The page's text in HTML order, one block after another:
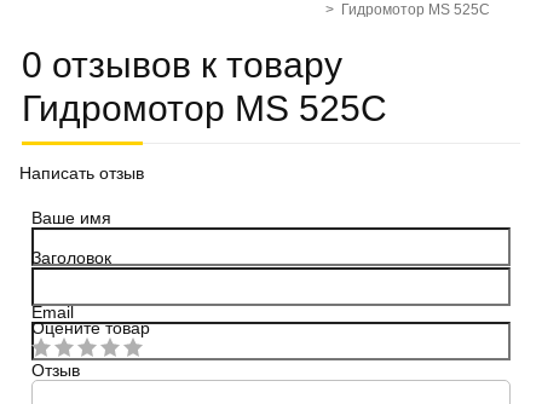
> Гидромотор MS 525C
0 отзывов к товару
Гидромотор MS 525C
Написать отзыв
Ваше имя
Email
Заголовок
Оцените товар
Отзыв